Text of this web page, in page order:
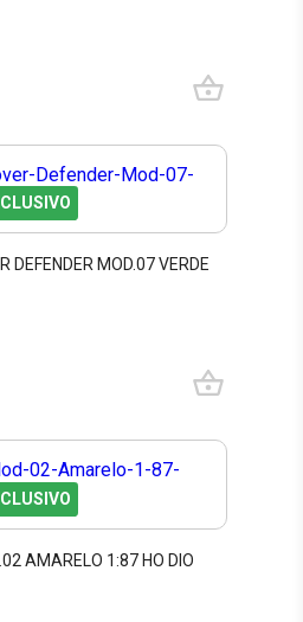
DEFENDER MOD.07 VERDE
AMARELO 1:87 HO DIO